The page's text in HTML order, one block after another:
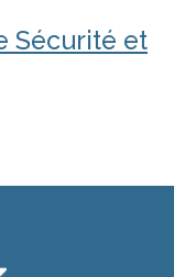
Sécurité et